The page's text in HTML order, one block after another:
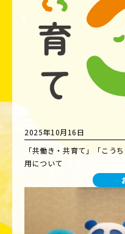
2025年10月16日
「共働き・共育て」「こう
用について